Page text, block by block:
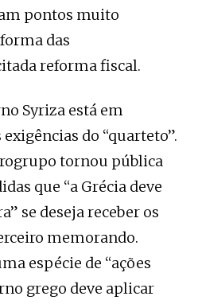
pontos muito
das
reforma fiscal.
Syriza está em
do “quarteto”.
tornou pública
que “a Grécia deve
se deseja receber os
memorando.
espécie de “ações
grego deve aplicar